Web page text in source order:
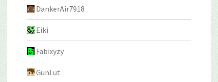
DankerAir7918
Eiki
Fabixyzy
GunLut